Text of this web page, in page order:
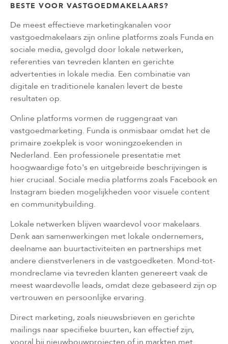
BESTE VOOR VASTGOEDMAKELAARS?
De meest effectieve marketingkanalen voor
vastgoedmakelaars zijn online platforms zoals Funda en
sociale media, gevolgd door lokale netwerken,
referenties van tevreden klanten en gerichte
advertenties in lokale media. Een combinatie van
digitale en traditionele kanalen levert de beste
resultaten op.
Online platforms vormen de ruggengraat van
vastgoedmarketing. Funda is onmisbaar omdat het de
primaire zoekplek is voor woningzoekenden in
Nederland. Een professionele presentatie met
hoogwaardige foto's en uitgebreide beschrijvingen is
hier cruciaal. Sociale media platforms zoals Facebook en
Instagram bieden mogelijkheden voor visuele content
en communitybuilding.
Lokale netwerken blijven waardevol voor makelaars.
Denk aan samenwerkingen met lokale ondernemers,
deelname aan buurtactiviteiten en partnerships met
andere dienstverleners in de vastgoedketen. Mond-tot-
mondreclame via tevreden klanten genereert vaak de
meest waardevolle leads, omdat deze gebaseerd zijn op
vertrouwen en persoonlijke ervaring.
Direct marketing, zoals nieuwsbrieven en gerichte
mailings naar specifieke buurten, kan effectief zijn,